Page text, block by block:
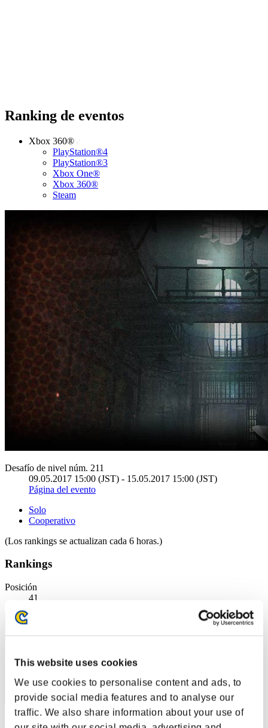
This website uses cookies
We use cookies to personalise content and ads, to
provide social media features and to analyse our
traffic. We also share information about your use of
Ranking de eventos
Xbox 360®
PlayStation®4
PlayStation®3
Xbox One®
Xbox 360®
Steam
Desafío de nivel núm. 211
09.05.2017 15:00 (JST) - 15.05.2017 15:00 (JST)
Página del evento
Solo
Cooperativo
(Los rankings se actualizan cada 6 horas.)
Rankings
Posición
41